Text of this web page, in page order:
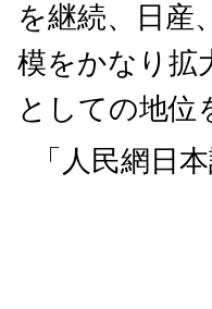
を継続、日産
模をかなり拡
としての地位
「人民網日